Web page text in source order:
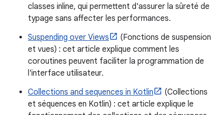
classes inline, qui permettent d'assurer la sûreté de
typage sans affecter les performances.
Suspending over Views
(Fonctions de suspension
et vues) : cet article explique comment les
coroutines peuvent faciliter la programmation de
l'interface utilisateur.
Collections and sequences in Kotlin
(Collections
et séquences en Kotlin) : cet article explique le